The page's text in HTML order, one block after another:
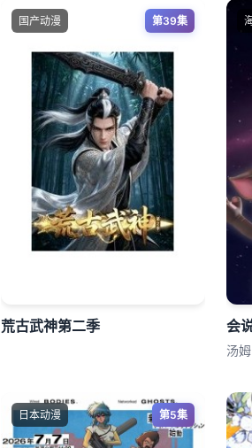
国产动漫 第39集
荒古武神第二季 会
汤
日本动漫 第5集